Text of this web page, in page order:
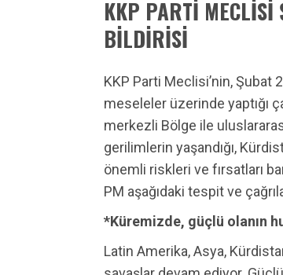
KKP PARTİ MECLİSİ
BİLDİRİSİ
KKP Parti Meclisi’nin, Şubat
meseleler üzerinde yaptığı
merkezli Bölge ile
gerilimlerin yaşandığı,
önemli riskleri ve fırsatları
PM aşağıdaki tespit ve
*Küremizde, güçlü olanın
Latin Amerika, Asya,